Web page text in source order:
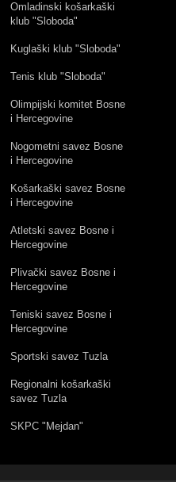
Omladinski košarkaški
klub "Sloboda"
Kuglaški klub "Sloboda"
Tenis klub "Sloboda"
Olimpijski komitet Bosne
i Hercegovine
Nogometni savez Bosne
i Hercegovine
Košarkaški savez Bosne
i Hercegovine
Atletski savez Bosne i
Hercegovine
Plivački savez Bosne i
Hercegovine
Teniski savez Bosne i
Hercegovine
Sportski savez Tuzla
Regionalni košarkaški
savez Tuzla
SKPC "Mejdan"